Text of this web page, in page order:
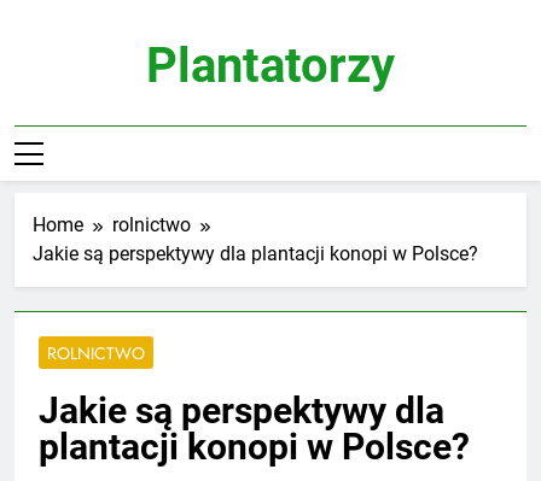
Plantatorzy
Home
rolnictwo
Jakie są perspektywy dla plantacji konopi w Polsce?
ROLNICTWO
Jakie są perspektywy dla
plantacji konopi w Polsce?